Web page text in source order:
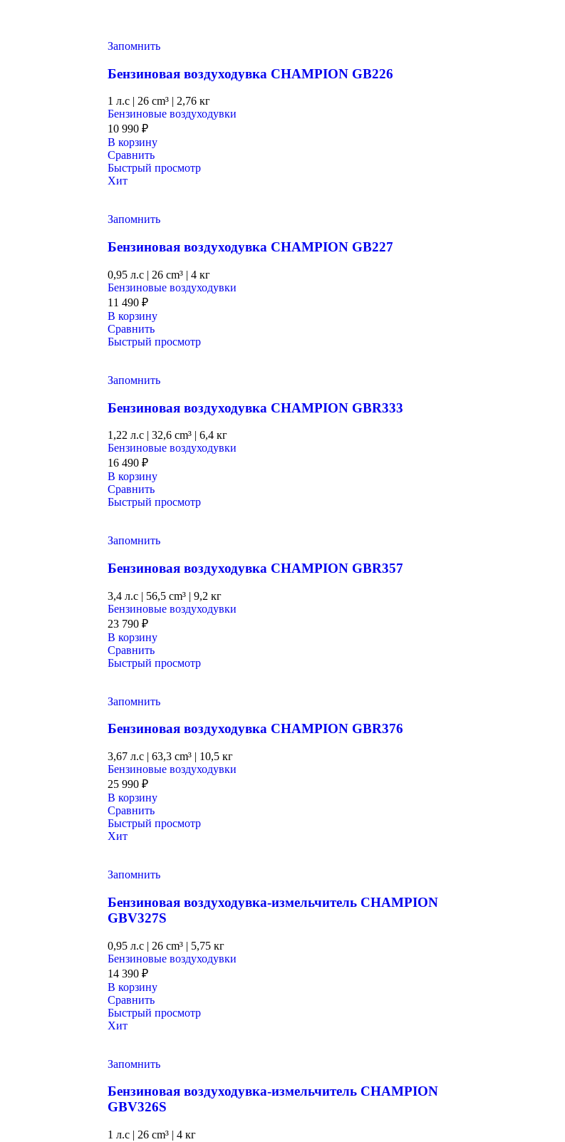
Запомнить
Бензиновая воздуходувка CHAMPION GB226
1 л.с | 26 cm³ | 2,76 кг
Бензиновые воздуходувки
10 990 ₽
В корзину
Сравнить
Быстрый просмотр
Хит
Запомнить
Бензиновая воздуходувка CHAMPION GB227
0,95 л.с | 26 cm³ | 4 кг
Бензиновые воздуходувки
11 490 ₽
В корзину
Сравнить
Быстрый просмотр
Запомнить
Бензиновая воздуходувка CHAMPION GBR333
1,22 л.с | 32,6 cm³ | 6,4 кг
Бензиновые воздуходувки
16 490 ₽
В корзину
Сравнить
Быстрый просмотр
Запомнить
Бензиновая воздуходувка CHAMPION GBR357
3,4 л.с | 56,5 cm³ | 9,2 кг
Бензиновые воздуходувки
23 790 ₽
В корзину
Сравнить
Быстрый просмотр
Запомнить
Бензиновая воздуходувка CHAMPION GBR376
3,67 л.с | 63,3 cm³ | 10,5 кг
Бензиновые воздуходувки
25 990 ₽
В корзину
Сравнить
Быстрый просмотр
Хит
Запомнить
Бензиновая воздуходувка-измельчитель CHAMPION
GBV327S
0,95 л.с | 26 cm³ | 5,75 кг
Бензиновые воздуходувки
14 390 ₽
В корзину
Сравнить
Быстрый просмотр
Хит
Запомнить
Бензиновая воздуходувка-измельчитель CHAMPION
GВV326S
1 л.с | 26 cm³ | 4 кг